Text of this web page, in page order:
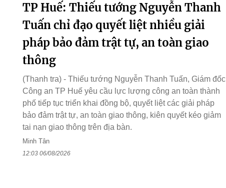
TP Huế: Thiếu tướng Nguyễn Thanh
Tuấn chỉ đạo quyết liệt nhiều giải
pháp bảo đảm trật tự, an toàn giao
thông
(Thanh tra) - Thiếu tướng Nguyễn Thanh Tuấn, Giám đốc
Công an TP Huế yêu cầu lực lượng công an toàn thành
phố tiếp tục triển khai đồng bộ, quyết liệt các giải pháp
bảo đảm trật tự, an toàn giao thông, kiên quyết kéo giảm
tai nạn giao thông trên địa bàn.
Minh Tân
12:03 06/08/2026